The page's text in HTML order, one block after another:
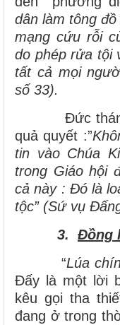
dân làm tông
mạng cứu rỗi
do phép rửa tội
tất cả mọi
số 33).
Đức thánh
quả quyết :”
tin vào Chúa
trong Giáo hội
cả này : Đó là
tộc” (Sứ vụ
3. Đồng
“Lúa
Đấy là một lời
kêu gọi tha
đang ở trong